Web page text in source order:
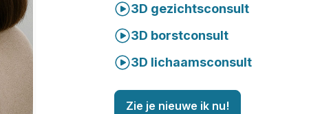
3D gezichtsconsult
3D borstconsult
3D lichaamsconsult
Zie je nieuwe ik nu!